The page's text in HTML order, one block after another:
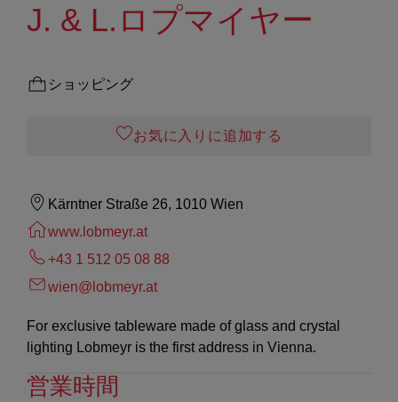
J. & L.ロプマイヤー
ショッピング
お気に入りに追加する
Kärntner Straße 26, 1010 Wien
www.lobmeyr.at
+43 1 512 05 08 88
wien@lobmeyr.at
For exclusive tableware made of glass and crystal
lighting Lobmeyr is the first address in Vienna.
営業時間